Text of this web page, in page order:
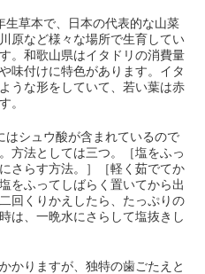
草本で、日本の代表的な山菜
原など様々な場所で生育してい
。和歌山県はイタドリの消費量
味付けに特色があります。イタ
うな形をしていて、若い葉は赤
。
シュウ酸が含まれているので
方法としては三つ。［塩をふっ
さらす方法。］［軽く茹でてか
をふってしばらく置いてから出
回くりかえしたら、たっぷりの
は、一晩水にさらして塩抜きし
かりますが、独特の歯ごたえと